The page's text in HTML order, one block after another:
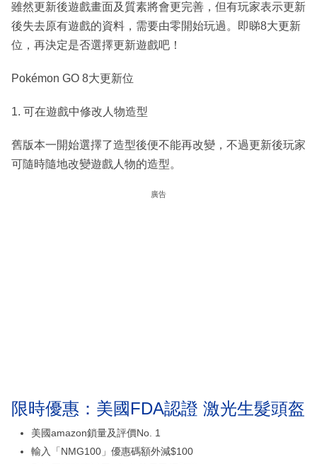
雖然更新後遊戲畫面及質素將會更完善，但有玩家表示更新
後失去原有遊戲的資料，需要由零開始玩過。即睇8大更新
位，再決定是否選擇更新遊戲吧！
Pokémon GO 8大更新位
1. 可在遊戲中修改人物造型
舊版本一開始選擇了造型後便不能再改變，不過更新後玩家
可隨時隨地改變遊戲人物的造型。
廣告
限時優惠：美國FDA認證 激光生髮頭盔
美國amazon鎖量及評價No. 1
輸入「NMG100」優惠碼額外減$100